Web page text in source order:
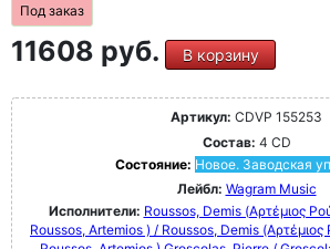
Под заказ
11608 руб. В корзину
Артикул: CDVP 155253
Состав: 4 CD
Состояние: Новое. Заводская
Лейбл: Wagram Music
Исполнители: Roussos, Demis (Αρτέμιος
Roussos, Artemios ) / Roussos, Demis